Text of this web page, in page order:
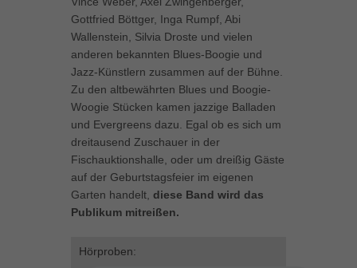
Gottfried Böttger, Inga Rumpf, Abi
Wallenstein, Silvia Droste und vielen
anderen bekannten Blues-Boogie und
Jazz-Künstlern zusammen auf der Bühne.
Zu den altbewährten Blues und Boogie-
Woogie Stücken kamen jazzige Balladen
und Evergreens dazu. Egal ob es sich um
dreitausend Zuschauer in der
Fischauktionshalle, oder um dreißig Gäste
auf der Geburtstagsfeier im eigenen
Garten handelt, diese Band wird das
Publikum mitreißen.
Hörproben:
können Ihre Einwilligung zu ganzen Kategorien geben oder sich
weitere Informationen anzeigen lassen und so nur bestimmte
Cookies auswählen.
Alle akzeptieren Speichern
Zurück
Datenschutzeinstellungen
Essenziell (1)
Essenzielle Cookies ermöglichen grundlegende Funktionen und sind für
die einwandfreie Funktion der Website erforderlich.